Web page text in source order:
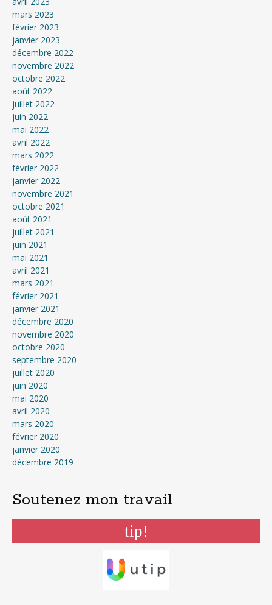
mars 2023
février 2023
janvier 2023
décembre 2022
novembre 2022
octobre 2022
août 2022
juillet 2022
juin 2022
mai 2022
avril 2022
mars 2022
février 2022
janvier 2022
novembre 2021
octobre 2021
août 2021
juillet 2021
juin 2021
mai 2021
avril 2021
mars 2021
février 2021
janvier 2021
décembre 2020
novembre 2020
octobre 2020
septembre 2020
juillet 2020
juin 2020
mai 2020
avril 2020
mars 2020
février 2020
janvier 2020
décembre 2019
Soutenez mon travail
tip!